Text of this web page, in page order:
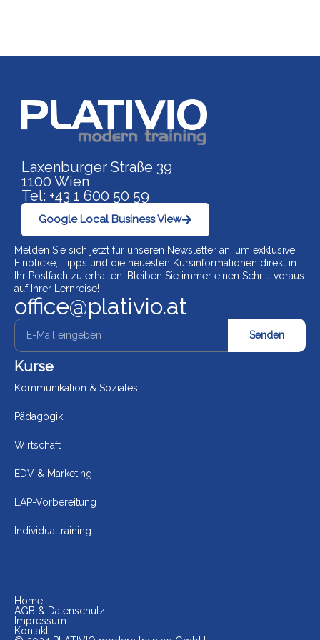
Link zu https://
Laxenburger Straße 39
1100 Wien
Tel: +43 1 600 50 59
Google Local Business View
Melden Sie sich jetzt für unseren Newsletter an, um exklusive
Einblicke, Tipps und die neuesten Kursinformationen direkt in
Ihr Postfach zu erhalten. Bleiben Sie immer einen Schritt voraus
auf Ihrer Lernreise!
office@plativio.at
Senden
Kurse
Kommunikation & Soziales
Pädagogik
Wirtschaft
EDV & Marketing
LAP-Vorbereitung
Individualtraining
Home
AGB & Datenschutz
Impressum
Kontakt